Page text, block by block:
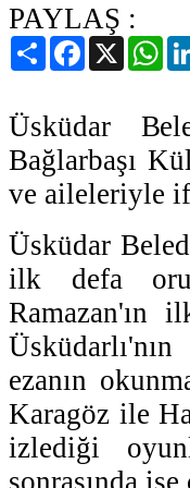
PAYLAŞ :
PaylaşFacebook
X
Üsküdar
Bağlarbaşı
ve aileleriyle
Üsküdar
ilk defa
Ramazan'ın
ezanın
Karagöz ile
izlediği
sonrasında